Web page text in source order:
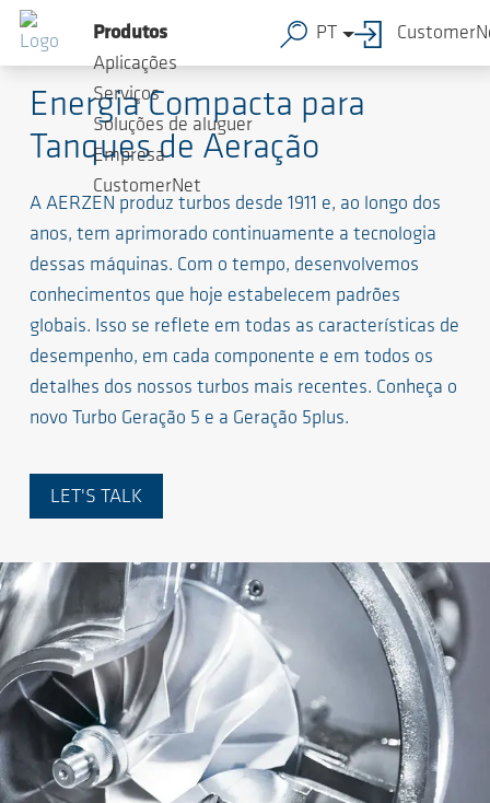
Turbos
Energia Compacta para
Tanques de Aeração
A AERZEN produz turbos desde 1911 e, ao longo dos
anos, tem aprimorado continuamente a tecnologia
dessas máquinas. Com o tempo, desenvolvemos
conhecimentos que hoje estabelecem padrões
globais. Isso se reflete em todas as características de
desempenho, em cada componente e em todos os
detalhes dos nossos turbos mais recentes. Conheça o
novo Turbo Geração 5 e a Geração 5plus.
LET'S TALK
Produtos
Aplicações
Serviços
Soluções de aluguer
Empresa
CustomerNet
PT